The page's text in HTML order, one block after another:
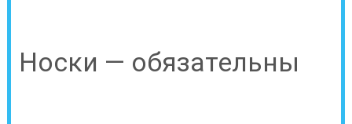
Носки — обязательны